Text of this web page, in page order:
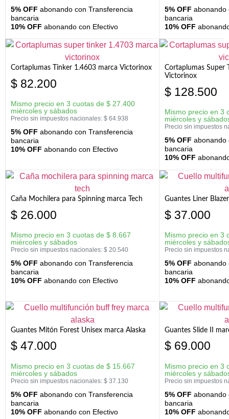
5% OFF abonando con Transferencia
bancaria
10% OFF abonando con Efectivo
5% OFF abonando
bancaria
10% OFF
Cortaplumas Tinker 1.4603 marca Victorinox
$ 82.200
Mismo precio en 3 cuotas de $ 27.400
miércoles y sábados
Precio sin impuestos nacionales: $ 64.938
5% OFF abonando con Transferencia
bancaria
10% OFF abonando con Efectivo
Cortaplumas Super
Victorinox
$ 128.500
Mismo precio en 3
miércoles y
Precio sin impuestos
5% OFF abonando
bancaria
10% OFF
Caña Mochilera para Spinning marca Tech
$ 26.000
Mismo precio en 3 cuotas de $ 8.667
miércoles y sábados
Precio sin impuestos nacionales: $ 20.540
5% OFF abonando con Transferencia
bancaria
10% OFF abonando con Efectivo
Guantes Liner
$ 37.000
Mismo precio en 3
miércoles y
Precio sin impuestos
5% OFF abonando
bancaria
10% OFF
Guantes Mitón Forest Unisex marca Alaska
$ 47.000
Mismo precio en 3 cuotas de $ 15.667
miércoles y sábados
Precio sin impuestos nacionales: $ 37.130
5% OFF abonando con Transferencia
bancaria
10% OFF abonando con Efectivo
Guantes Slide II
$ 69.000
Mismo precio en 3
miércoles y
Precio sin impuestos
5% OFF abonando
bancaria
10% OFF